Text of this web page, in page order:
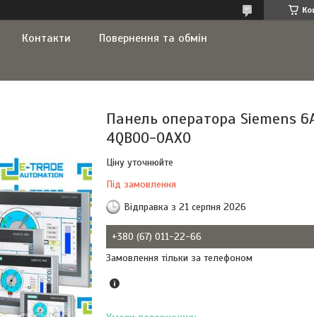
Контакти
Повернення та обмін
Панель оператора Siemens
4QB00-0AX0
Ціну уточнюйте
Під замовлення
Відправка з 21 серпня 2026
+380 (67) 011-22-66
Замовлення тільки за телефоном